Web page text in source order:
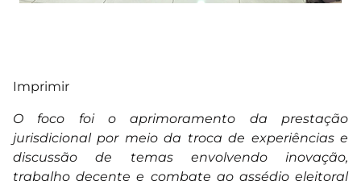
Imprimir
O foco foi o aprimoramento da prestação
jurisdicional por meio da troca de experiências e
discussão de temas envolvendo inovação,
trabalho decente e combate ao assédio eleitoral